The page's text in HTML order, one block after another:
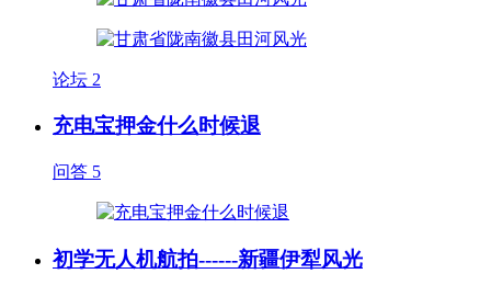
论坛 2
充电宝押金什么时候退
问答 5
初学无人机航拍------新疆伊犁风光